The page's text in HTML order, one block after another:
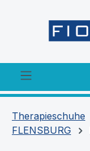
Therapieschuhe
FLENSBURG